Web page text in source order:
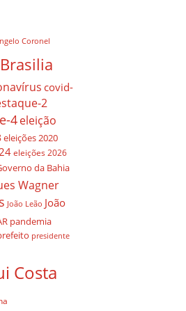
Coronel
Brasilia
covid-
2
4eleição
eleições 2020
eleições 2026
da Bahia
Wagner
João Leão João
pandemia
presidente
Costa